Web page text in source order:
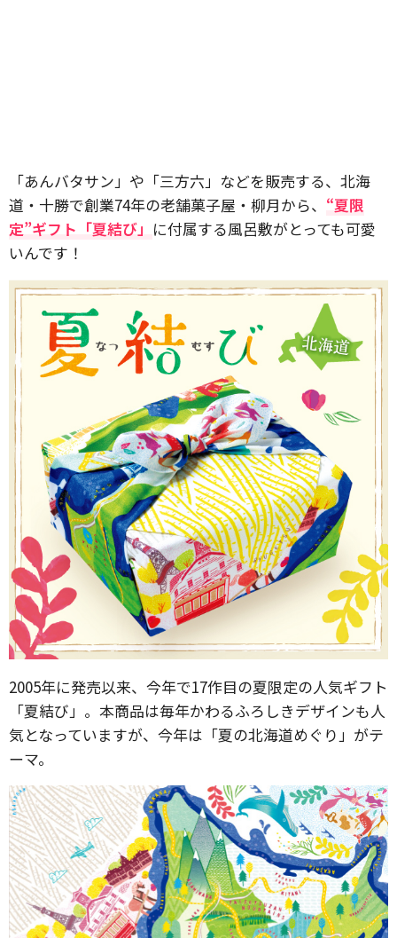
「あんバタサン」や「三方六」などを販売する、北海
道・十勝で創業74年の老舗菓子屋・柳月から、 “夏限
定”ギフト「夏結び」 に付属する風呂敷がとっても可愛
いんです！
2005年に発売以来、今年で17作目の夏限定の人気ギフト
「夏結び」。本商品は毎年かわるふろしきデザインも人
気となっていますが、今年は「夏の北海道めぐり」がテ
ーマ。